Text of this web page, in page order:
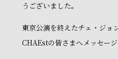
うございました。
東京公演を終えたチェ・ジョ
CHAEstの皆さまへメッセー